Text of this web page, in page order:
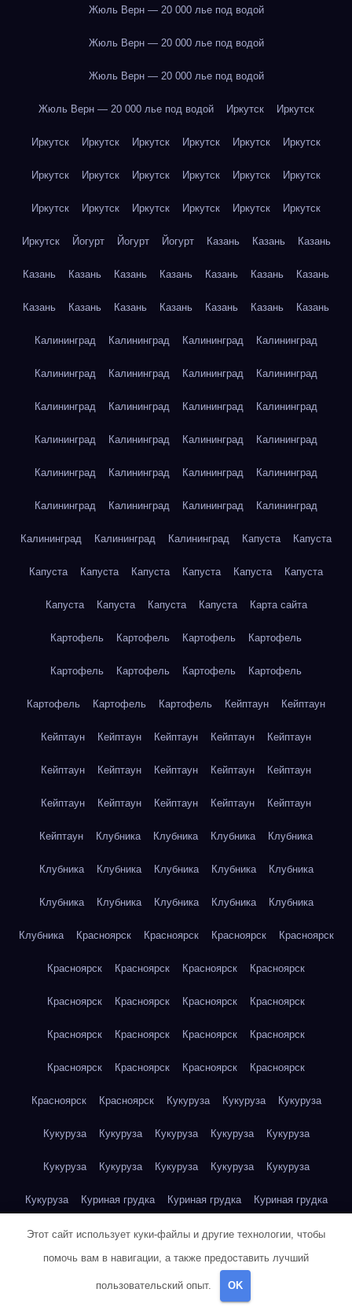
Жюль Верн — 20 000 лье под водой
Жюль Верн — 20 000 лье под водой
Жюль Верн — 20 000 лье под водой
Жюль Верн — 20 000 лье под водой Иркутск Иркутск
Иркутск Иркутск Иркутск Иркутск Иркутск Иркутск
Иркутск Иркутск Иркутск Иркутск Иркутск Иркутск
Иркутск Иркутск Иркутск Иркутск Иркутск Иркутск
Иркутск Йогурт Йогурт Йогурт Казань Казань Казань
Казань Казань Казань Казань Казань Казань Казань
Казань Казань Казань Казань Казань Казань Казань
Калининград Калининград Калининград Калининград
Калининград Калининград Калининград Калининград
Калининград Калининград Калининград Калининград
Калининград Калининград Калининград Калининград
Калининград Калининград Калининград Калининград
Калининград Калининград Калининград Калининград
Калининград Калининград Калининград Капуста Капуста
Капуста Капуста Капуста Капуста Капуста Капуста
Капуста Капуста Капуста Капуста Карта сайта
Картофель Картофель Картофель Картофель
Картофель Картофель Картофель Картофель
Картофель Картофель Картофель Кейптаун Кейптаун
Кейптаун Кейптаун Кейптаун Кейптаун Кейптаун
Кейптаун Кейптаун Кейптаун Кейптаун Кейптаун
Кейптаун Кейптаун Кейптаун Кейптаун Кейптаун
Кейптаун Клубника Клубника Клубника Клубника
Клубника Клубника Клубника Клубника Клубника
Клубника Клубника Клубника Клубника Клубника
Клубника Красноярск Красноярск Красноярск Красноярск
Красноярск Красноярск Красноярск Красноярск
Красноярск Красноярск Красноярск Красноярск
Красноярск Красноярск Красноярск Красноярск
Красноярск Красноярск Красноярск Красноярск
Красноярск Красноярск Кукуруза Кукуруза Кукуруза
Кукуруза Кукуруза Кукуруза Кукуруза Кукуруза
Кукуруза Кукуруза Кукуруза Кукуруза Кукуруза
Кукуруза Куриная грудка Куриная грудка Куриная грудка
Куриная грудка Куриная грудка Куриная грудка
Куриная грудка Куриная грудка
Куриная грудка
Этот сайт использует куки-файлы и другие технологии, чтобы
помочь вам в навигации, а также предоставить лучший
пользовательский опыт. OK